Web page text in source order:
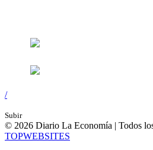
/
Subir
© 2026 Diario La Economía | Todos
TOPWEBSITES